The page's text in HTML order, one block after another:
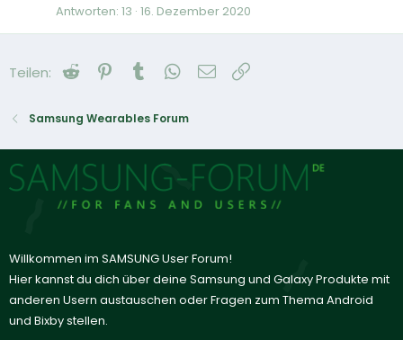
Antworten 13 16. Dezember 2020
Teilen: Reddit Pinterest
Tumblr WhatsApp
E-Mail
Samsung Wearables Forum
Willkommen im SAMSUNG User Forum!
Hier kannst du dich über deine Samsung und Galaxy Produkte mit
anderen Usern austauschen oder Fragen zum Thema Android
und Bixby stellen.